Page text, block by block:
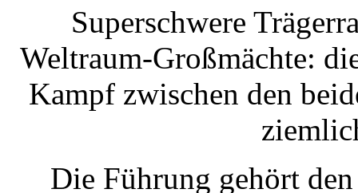
Superschwere
Weltraum-Großmächte:
Kampf zwischen den
Die Führung gehört